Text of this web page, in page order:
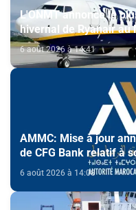
L'ONMT annonce le
hivernal de Ryanair au
6 août 2026 à 14:41
AMMC: Mise à jour
de CFG Bank relatif à
certificats de dépôt
6 août 2026 à 14:08